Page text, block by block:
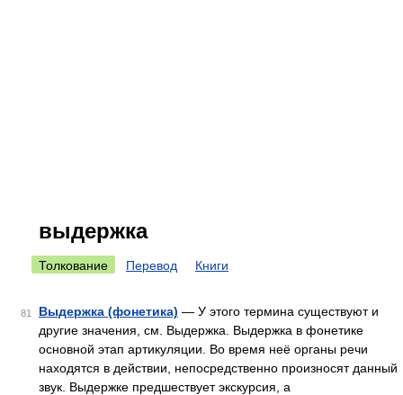
выдержка
Толкование Перевод Книги
81 Выдержка (фонетика) — У этого термина существуют и
другие значения, см. Выдержка. Выдержка в фонетике
основной этап артикуляции. Во время неё органы речи
находятся в действии, непосредственно произносят данный
звук. Выдержке предшествует экскурсия, а